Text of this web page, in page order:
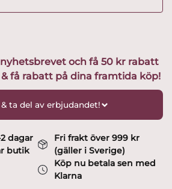
och få 50 kr rabatt
få rabatt på dina framtida köp!
& ta del av erbjudandet!
dagar
butik
Fri frakt över 999 kr
(gäller i Sverige)
Köp nu betala sen med
Klarna